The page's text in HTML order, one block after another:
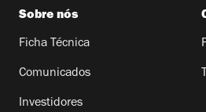
Sobre nós
Ficha Técnica
Comunicados
Investidores